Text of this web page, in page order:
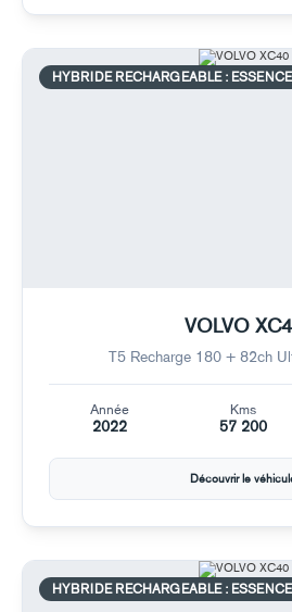
HYBRIDE RECHARGEABLE :
VOLVO
T5 Recharge 180 + 82ch
Année
2022
Kms
57 200
Découvrir le
HYBRIDE RECHARGEABLE :